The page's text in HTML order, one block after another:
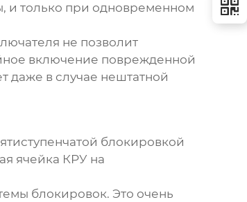
и только при одновременном
не позволит
включение поврежденной
даже в случае нештатной
блокировкой
ячейка КРУ на
блокировок. Это очень